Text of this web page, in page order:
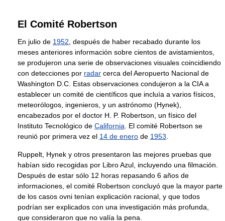
El Comité Robertson
En julio de 1952 , después de haber recabado durante los
meses anteriores información sobre cientos de avistamientos,
se produjeron una serie de observaciones visuales coincidiendo
con detecciones por radar cerca del Aeropuerto Nacional de
Washington D.C. Estas observaciones condujeron a la CIA a
establecer un comité de científicos que incluía a varios físicos,
meteorólogos, ingenieros, y un astrónomo (Hynek),
encabezados por el doctor H. P. Robertson, un físico del
Instituto Tecnológico de California . El comité Robertson se
reunió por primera vez el 14 de enero de 1953
Ruppelt, Hynek y otros presentaron las mejores pruebas que
habían sido recogidas por Libro Azul, incluyendo una filmación.
Después de estar sólo 12 horas repasando 6 años de
informaciones, el comité Robertson concluyó que la mayor parte
de los casos ovni tenían explicación racional, y que todos
podrían ser explicados con una investigación más profunda,
que consideraron que no valía la pena.